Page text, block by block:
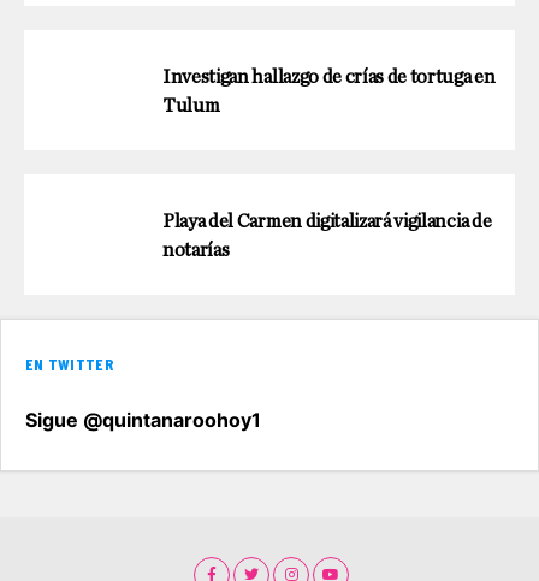
Investigan hallazgo de crías de tortuga en
Tulum
Playa del Carmen digitalizará vigilancia de
notarías
EN TWITTER
Sigue @quintanaroohoy1